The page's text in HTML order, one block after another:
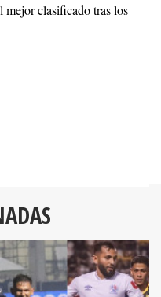
mejor clasificado tras los